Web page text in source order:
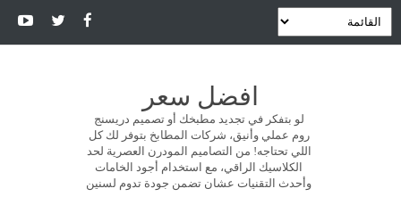
افضل سعر
لو بتفكر في تجديد مطبخك أو تصميم دريسنج
روم عملي وأنيق، شركات المطابخ بتوفر لك كل
اللي تحتاجه! من التصاميم المودرن العصرية لحد
الكلاسيك الراقي، مع استخدام أجود الخامات
وأحدث التقنيات عشان تضمن جودة تدوم لسنين